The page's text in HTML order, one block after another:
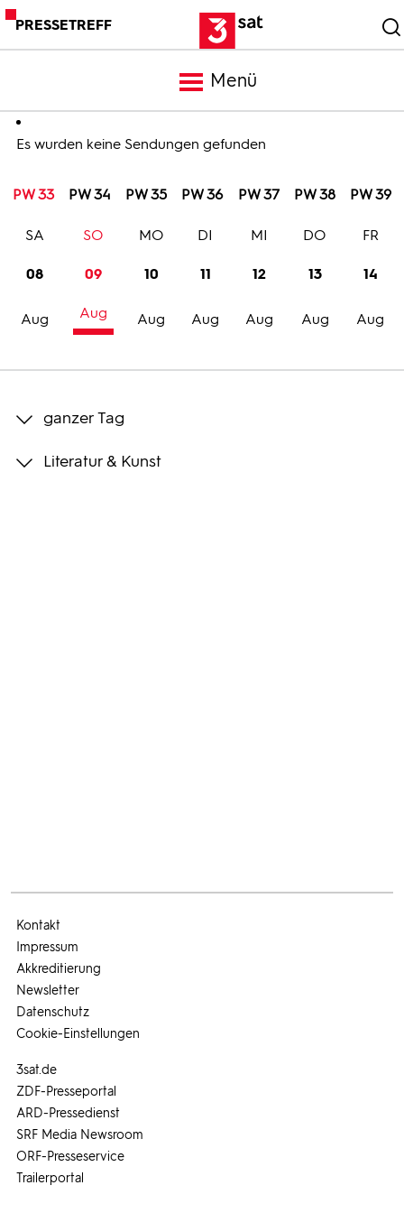
PRESSETREFF
Menü
Meldungen
Programm
Trailer
Bilder
Es wurden keine Sendungen gefunden
PW 33 PW 34 PW 35 PW 36 PW 37 PW 38 PW 39
08
Aug
SA
09
Aug
SO
10
Aug
MO
11
Aug
DI
12
Aug
MI
13
Aug
DO
14
Aug
FR
ganzer Tag
Literatur & Kunst
3sat.de
ZDF-Presseportal
ARD-Pressedienst
SRF Media Newsroom
ORF-Presseservice
Trailerportal
Kontakt
Impressum
Akkreditierung
Newsletter
Datenschutz
Cookie-Einstellungen